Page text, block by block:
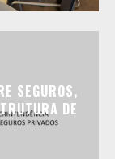
SEGUROS,
DE